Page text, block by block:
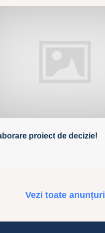
proiect de decizie!
Vezi toate anunțuri